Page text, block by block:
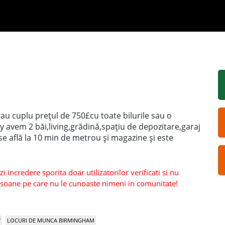
cuplu prețul de 750£cu toate bilurile sau o
2 băi,living,grădină,spațiu de depozitare,garaj
află la 10 min de metrou și magazine și este
incredere sporita doar utilizatorilor verificati si nu
pe care nu le cunoaste nimeni in comunitate!
LOCURI DE MUNCA BIRMINGHAM